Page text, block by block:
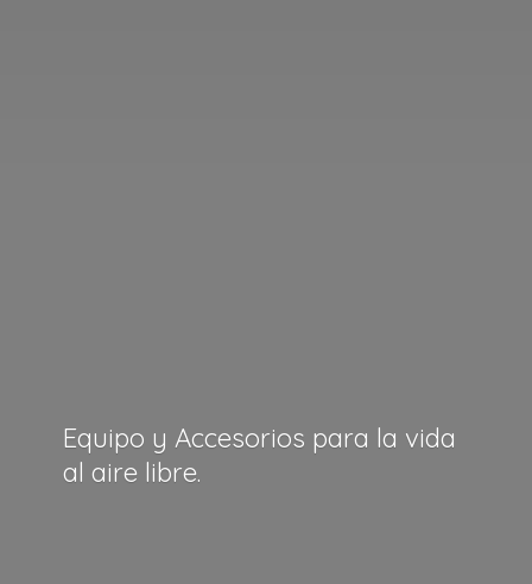
Equipo y Accesorios para la vida
al aire libre.